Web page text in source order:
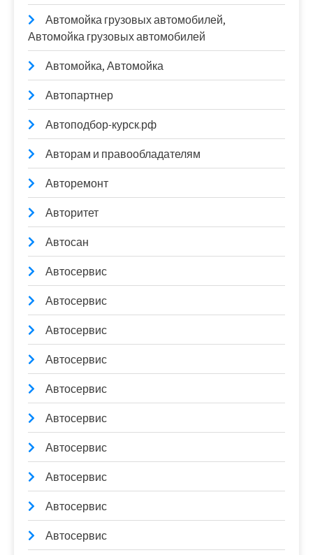
Автомойка грузовых автомобилей,
Автомойка грузовых автомобилей
Автомойка, Автомойка
Автопартнер
Автоподбор-курск.рф
Авторам и правообладателям
Авторемонт
Авторитет
Автосан
Автосервис
Автосервис
Автосервис
Автосервис
Автосервис
Автосервис
Автосервис
Автосервис
Автосервис
Автосервис